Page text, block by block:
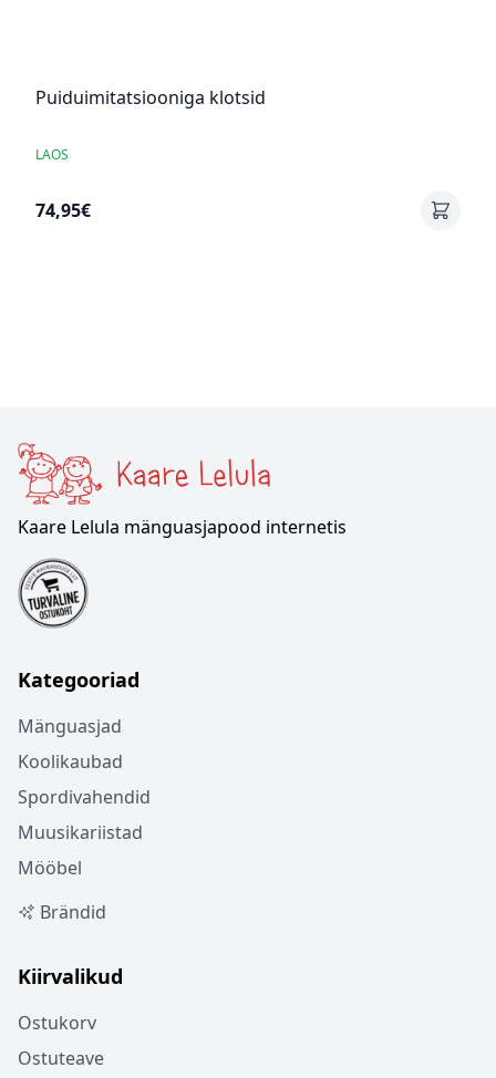
Puiduimitatsiooniga klotsid
LAOS
74,95€
Kaare Lelula mänguasjapood internetis
Kategooriad
Mänguasjad
Koolikaubad
Spordivahendid
Muusikariistad
Mööbel
Brändid
Kiirvalikud
Ostukorv
Ostuteave